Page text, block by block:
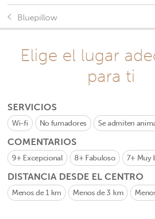
Bluepillow
Elige el lugar
para ti
SERVICIOS
Wi-fi No fumadores Se admiten
COMENTARIOS
9+ Excepcional 8+ Fabuloso 7+ Muy
DISTANCIA DESDE EL CENTRO
Menos de 1 km Menos de 3 km